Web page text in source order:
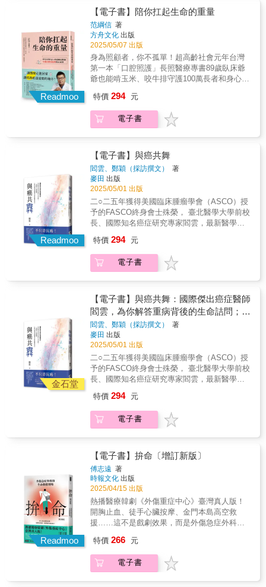
開始思索，當診斷開始變得無所不包，我們該
如何應對健康與疾病之間那條正在重新定義的
界線。 「診斷既是藝術，也是科學，而或許會
令某些人驚訝的是，藝術在先&hellip;&hellip;
建立新診斷同樣既是科學，也是藝術，但和診
斷不一樣的是，科學必須在先。」 ──蘇珊・歐
蘇利文
見長照的現在與未來——長照專科醫師 × 家庭
照護實錄金醫師以第一線經驗，深刻書寫生老
病死的故事，帶你理解失智症、長照困境與照
護者的真實心聲。——不靜默等待，而是開創
與照亮第三人生——從照顧家人開始，預習自
己的老後人生，懂得照護、活得健康、實現夢
想，讓人生最後一章發光。——第三人生是長
壽健康的禮物——愛爾蘭成人教育學家愛德
華．凱利（Edward Kelly）率先提出「第三人
學習時期」、第二人生是「成家立業時期」、
第三人生則是「再次成長和學習時期」，即是
每個人只要活得夠久，都會有所謂的「第三歲
有「第三歲月」的人，若懂得再次「活到老、
學到老」的態度，才機會擁有自己的「第三人
生」。這本書獻給每一位走在照護路上的人：
銀髮族、家庭照護者、照服員、社工，以及正
預習老去的你。《今天遇見第三人生》是一位
韓醫師在長照機構和家庭照護現場的親身記
錄，帶你走進老年生命的真實世界。本書三個
人生的關鍵課題、居家照護與長照機構的抉
擇。提及目前及未來「長照」所面臨的現實
面，包含：醫療照護、患者身心、照護者及為
度，非常有助益。透過數十篇散文，講述中風
母親因愛堅持運動、百歲奶奶用歌聲迎接每一
天、失智夫妻互相扶持到最後、患者與藝術共
舞的療癒，以及年輕照護者的自省與淚
水……，這些故事充滿了生命的勇氣、堅持與
愛的力量。文末提供「選擇長照機構須知」，
說明最適切的考量因素與機構類型，期盼大家
有尊嚴地度過美麗開朗的「第三人生」！【本
書特色】●真實記錄與溫暖敘述—情感共鳴作者
融合醫學專業與個人照護經歷，以日記形式記
和感人的故事，讓大家反思自己的人生價值。
●提早預習和面對老化—預習年老的你透過長者
的生命故事，汲取生活智慧，並學習珍惜當下
照護者從故事中幫助照護者調適心理狀態，增
強應對及挑戰的信心。●選擇長照機構須知—不
茫然老人機構對現代人的需求越來越多，本書
能讓你快速掌握重點，並根據台灣國內狀況及
考量因素，提供最適切的照護建議。●樂活筆記
—活到老學到老每篇文章末附樂活筆記，從中
獲得更多啟發與省思。【WHO需要這本書】
己規劃晚年者✓夫妻相伴，彼此照顧的配偶✓關
心生命議題研究者✓社福、醫療、心理、社工
相關從業者【蔚藍文化延伸閱讀】▸ 10秒矯正
選擇權日本高齡醫學專家指出：歐美國家幾乎
看不到長年臥床的高齡者，因為他們更重視
「尊嚴與自主」的臨終選擇。本書深入剖析亞
洲社會對善終的誤解，呼籲我們思考：究竟是
什麼阻礙了人們走向安詳的臨終？歐美國家是
如何做到讓多數人都能自然善終？該如何為親
人選擇合適的臨終醫療？👉先搞懂這些，做出
更好的臨終選擇✔為何急診室裡七成以上是老
人？揭開醫療現場真相✔歐美長者如何優雅告
別？減痛、提升生活品質是重點✔點滴真的有
用嗎？一次的營養只等於一瓶果汁！✔誰才真
正需要插鼻胃管、做胃造口？👉日本高齡醫學
不是一個病人。✔以人工方式強行延命，只是
在破壞生命的尊嚴。【鄭重推薦】田麗珠／台
北市立聯合醫院社工室主任李偉文／牙醫師、
作家、環保志工陳秀丹／陽明交通大學附設醫
院醫師 陳炳仁／台灣安寧緩和醫學學會理事
黃 軒／台中慈濟醫院重症醫學科主任
介】 ★大師兄、朱為民、張西、郭憲鴻（小冬
瓜）、畢柳鶯 ........................... 感動推薦★
「等妳來天堂時，我要當第一個擁抱妳的
人！」&mdash;&mdash;臨終病患蘇女士，贈
給作者的遺言 照護，不只是醫療，更是給予病
患與親人的慰藉。 12篇感人至深的真實故事，
帶我們走進房間，來到橋下、海邊與床邊， 與
那些真切活過的臨終病人，一同度過最後的美
好時光。 在生命的盡頭，不只有痛苦、悲傷與
前，聽最喜歡的歌，吃最後一口蛋糕， 並說出
最後那句「我愛你」。 哈德莉護理師陪伴臨終
者與他們的摯愛，走過人生最後一段路： 緊握
他們的手，見證生死之間最私密的時刻。 她為
每位患者帶來人生的光亮， 他們也將希望照進
她的人生， 帶給她覺悟、勇氣
&mdash;&mdash; 從一個受傷的年輕單親媽
媽， 變成勇於再次擁抱幸福的成熟女人。 人與
人的相遇，在生命的尾聲， 交織成一段段，最
璀璨耀眼的篇章。 相信，這一次並非永別， 我
們只是&mdash;&mdash;改天再見！ 【本書特
色】 ☆ 安寧療護護理師分享第一線臨終照護經
驗，真實感人 ☆ 臨終者身邊種種神秘事件，帶
出對生命議題更寬廣的探討與想像
Readmoo
【電子書】陪你扛起生命的重量
范綱信 著
方舟文化 出版
2025/05/07 出版
身為照顧者，你不孤單！超高齡社會元年台灣
第一本「口腔照護」長照醫療專書89歲臥床爺
爺也能啃玉米、咬牛排守護100萬長者和身心障
福晚年的必備條件口腔健康是許多人特別在意
的事，尤其口腔問題又與大腦、心臟疾病等密
切相關。所幸台灣牙醫診所數量眾多，只要出
在長期沒有定期檢查牙齒的狀況下，他們往往
會有蛀牙、牙周病、活動假牙容易鬆脫等口腔
問題，但因為受到環境限制，只能默默忍受著
不適繼續生活。什麼是「到宅牙醫」？「牙醫
到宅醫療服務」，針對有看牙需求卻出門不易
者，可以透過與到宅牙醫師、牙醫地方公會或
牙醫全聯會合作，讓牙醫師與專業的醫護團隊
定期來到家中，為你改善牙齒不適等狀況。口
腔機能維持得宜，能有效延緩認知功能的衰
過進食行為，訓練口腔肌群，刺激腦神經，預
防老化帶來的系統性疾病。讓醫療走進居家，
讓照護抵達需要的地方「假牙突然消失，居然
是被失智阿公在睡夢中吞掉了」「女兒用自己
的牙齒當模型訂做活動假牙，只為了完成媽媽
的遺願」「家人都在國外，多虧印尼看護提早
發現了爺爺的癌症徵兆」「女兒希望九十歲的
媽媽植牙，遭到果斷拒絕，該繼續說服還是放
棄」到宅牙醫服務的對象大多是重度身心障礙
者、行動不便的高齡者，著重「全人治療」，
深入理解患者的身心狀態，與照顧者共同擬定
最適合的照護計畫。並配合跨科別轉介，讓患
綱信醫師是台灣第一批到宅牙醫，14年來服務
將近600個家庭，他用說故事的方式，具體描繪
長照家庭遇到的嚴峻考驗、家人間的深情羈
絆，真摯動人。想知道口腔相關的疾病徵兆、
完整衛教知識懶人包，協助減輕照顧者面臨的
沉重課題，像是如何選擇適合長輩的口腔裝
置、幫助長輩落實正確潔牙習慣等等。本書特
色：1. 銀髮族照護，從口腔開始：在台灣，80
歲以上的長者，只有四成擁有20顆自然牙齒，
65歲以上的長者，全口無牙的比率已超過
10％。而台灣人的牙周病盛行率高達80%，一
旦罹患牙周病，慢性牙周病釋放的炎性因子可
能進入血液循環，與阿茲海默症、心血管疾
關。擁有好牙口，才能帶來好食欲，而好食欲
是營養均衡的先決條件，營養攝取均衡，更能
提升高齡者的生活品質。2. 到宅牙醫給照顧者
特價 294 元
電子書
Readmoo
【電子書】與癌共舞
閻雲、鄭穎（採訪撰文）
著
麥田 出版
2025/05/01 出版
二○二五年獲得美國臨床腫瘤學會（ASCO）授
予的FASCO終身會士殊榮， 臺北醫學大學前校
長、國際知名癌症研究專家閻雲，最新醫學人
醫學筆記， 結合臨床故事、醫病關係互動、患
者與家屬的各式提問與盲點， 兼及癌症預防、
治療，甚至跨越生死界線，擁抱家庭與愛， 不
亮一抹微光⋯⋯ 「這不完全是一本醫學書籍，
也不僅僅討論診斷、治療或病人的心路歷程。
我更想探討地，是醫病關係中的『人』與
『人』之間的互動&mdash;&mdash;不僅是醫
者與病人，還包括醫者與病人家屬、病人與家
屬，甚至是病人周遭的親人與朋友們。此些互
動，有的源於心理上的關懷，有的基於個人對
疾病的理解；有些意見可能過於主觀，甚至難
以執行，或因為過度的愛而無法施行。我從經
歷過的病患汲取例子，希望透過真實的情境，
戰，如何提供了值得省思的觀察。」
&mdash;&mdash;閻雲 ★&& &來自醫療現場第
一手故事與資訊彙整，一本獻給當代人正確看
疾病的心態，再次掌握人生選擇權，讓生命
reset，重新開機！ ★&& &涵納面對癌症的預
防、治療、家族遺傳、心理建設，及疾病本身
與醫藥的相關發展歷程。 ／ 「他是我所僅見重
視人文素養高於專業的一位校長。他是我所僅
見不只看重病體，還重視醫心的一位腫瘤專
家。謝謝閻校長的書，我知道，這是一本每個
的書。」 &mdash;&mdash;鄭穎（臺北醫學大
學通識教育學院專任教授） 當丈夫得知罹癌妻
子時日無多， 索性辭去美國教職伴妻抗癌， 日
復一日悉心呵護，對妻子而言天天都是情人
特價 294 元
電子書
金石堂
【電子書】與癌共舞：國際傑出癌症醫師
閻雲，為你解答重病背後的生命詰問；一
本統合心理健康、生理治療與照護關係的
療癒醫學筆記
閻雲、鄭穎（採訪撰文）
著
麥田 出版
2025/05/01 出版
二○二五年獲得美國臨床腫瘤學會（ASCO）授
予的FASCO終身會士殊榮， 臺北醫學大學前校
長、國際知名癌症研究專家閻雲，最新醫學人
醫學筆記， 結合臨床故事、醫病關係互動、患
者與家屬的各式提問與盲點， 兼及癌症預防、
治療，甚至跨越生死界線，擁抱家庭與愛， 不
亮一抹微光⋯⋯ 「這不完全是一本醫學書籍，
也不僅僅討論診斷、治療或病人的心路歷程。
我更想探討地，是醫病關係中的『人』與
『人』之間的互動&mdash;&mdash;不僅是醫
者與病人，還包括醫者與病人家屬、病人與家
屬，甚至是病人周遭的親人與朋友們。此些互
動，有的源於心理上的關懷，有的基於個人對
疾病的理解；有些意見可能過於主觀，甚至難
以執行，或因為過度的愛而無法施行。我從經
能更清楚地描繪這些人際間的關係與疾病挑
戰，如何提供了值得省思的觀察。」
&mdash;&mdash;閻雲 ★&& &來自醫療現場第
特價 294 元
電子書
Readmoo
【電子書】拚命〔增訂新版〕
傅志遠 著
時報文化 出版
2025/04/15 出版
熱播醫療韓劇《外傷重症中心》臺灣真人版！
開胸止血、徒手心臟按摩、金門本島高空救
援……這不是戲劇效果，而是外傷急症外科的
搶到「活下去」的門票。在離死亡最近的地方
奮戰──32篇用手術刀寫下的生命故事走入醫療
現場，來到忙碌紛亂的外傷急症外科這裡是和
特價 266 元
電子書